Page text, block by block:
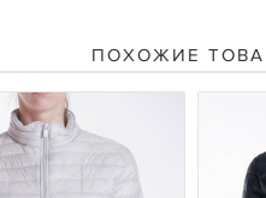
ПОХОЖИЕ